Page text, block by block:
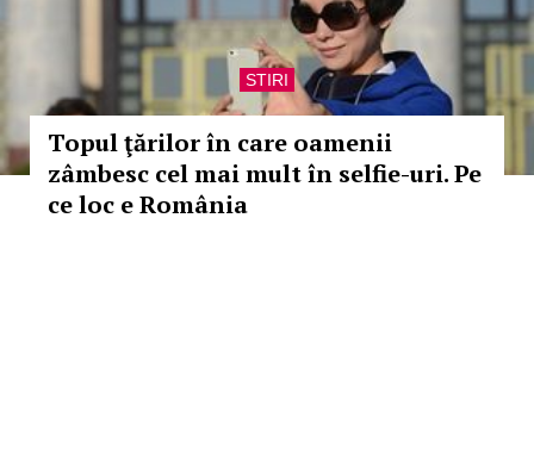
STIRI
Topul ţărilor în care oamenii
zâmbesc cel mai mult în selfie-uri. Pe
ce loc e România